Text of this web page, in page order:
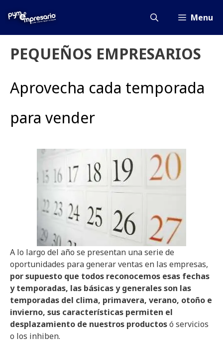
Menu
PEQUEÑOS EMPRESARIOS
Aprovecha cada temporada
para vender
A lo largo del año se presentan una serie de
oportunidades para generar ventas en las empresas,
por supuesto que todos reconocemos esas fechas
y temporadas, las básicas y generales son las
temporadas del clima, primavera, verano, otoño e
invierno, sus características permiten el
desplazamiento de nuestros productosó servicios
o los inhiben.